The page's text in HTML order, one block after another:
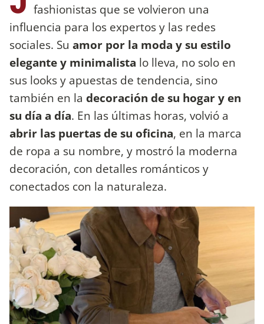
fashionistas que se volvieron una
influencia para los expertos y las redes
sociales. Su amor por la moda y su estilo
elegante y minimalista lo lleva, no solo en
sus looks y apuestas de tendencia, sino
también en la decoración de su hogar y en
su día a día. En las últimas horas, volvió a
abrir las puertas de su oficina, en la marca
de ropa a su nombre, y mostró la moderna
decoración, con detalles románticos y
conectados con la naturaleza.